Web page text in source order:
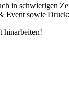
in schwierigen
Event sowie
hinarbeiten!